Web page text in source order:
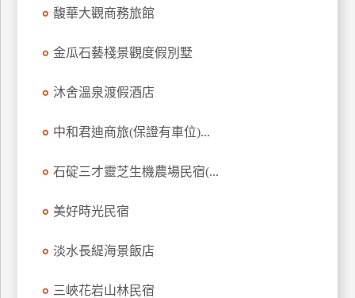
馥華大觀商務旅館
金瓜石藝棧景觀度假別墅
沐舍溫泉渡假酒店
中和君迪商旅(保證有車位)...
石碇三才靈芝生機農場民宿(...
美好時光民宿
淡水長緹海景飯店
三峽花岩山林民宿